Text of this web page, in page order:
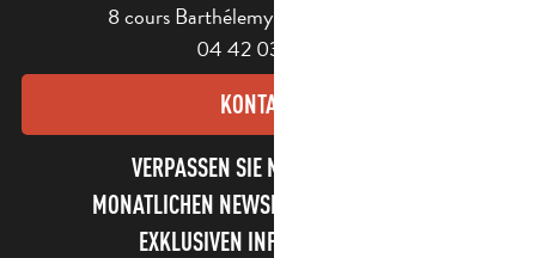
8 cours Barthélemy - 13400 Aubagne
04 42 03 49 98
KONTAKT
VERPASSEN SIE NICHT UNSEREN
MONATLICHEN NEWSLETTER UND UNSERE
EXKLUSIVEN INFORMATIONEN!